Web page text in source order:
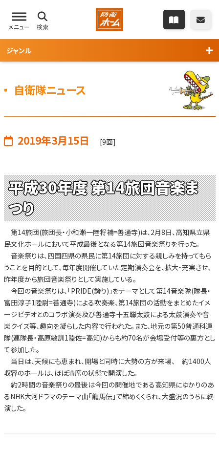
メニュー 検索
ジャンル
自衛隊ニュース
2019年3月15日 [9面]
平成30年度 第14旅団音楽ま
つり
第14旅団(旅団長・小和瀬一陸将補=善通寺)は、2月8日、高知県立県
民文化ホールにおいて平成最後となる第14旅団音楽祭りを行った。
音楽祭りは、四国四県の県民に第14旅団に対する親しみを持ってもら
うことを目的として、毎年度開催していた定期演奏会を、拡大・充実させ、
昨年度から旅団音楽祭りとして実施している。
今回の音楽祭りは、「PRIDE(誇り)」をテーマとして第14音楽隊(隊長・
富田淳子1陸尉=善通寺)による吹奏楽、第14旅団の活動をまとめたイメ
ージビデオとのコラボ演奏及び善通寺十五聯太鼓による太鼓演奏や音
楽クイズ等、趣向を凝らした内容で行われた。また、地元の第50普通科連
隊(連隊長・高原敏訓1陸佐=高知)からも約70名が会場受付等の裏方とし
て参加した。
当日は、天候にも恵まれ、開場と同時に大勢の方が来場、 約1400人
収容のホールは、ほぼ満席の状態で開演した。
約2時間の音楽祭りの最後は今回の開催地である高知県にゆかりのあ
るNHK大河ドラマのテーマ曲「龍馬伝」で締めくくられ、大盛況のうちに終
演した。